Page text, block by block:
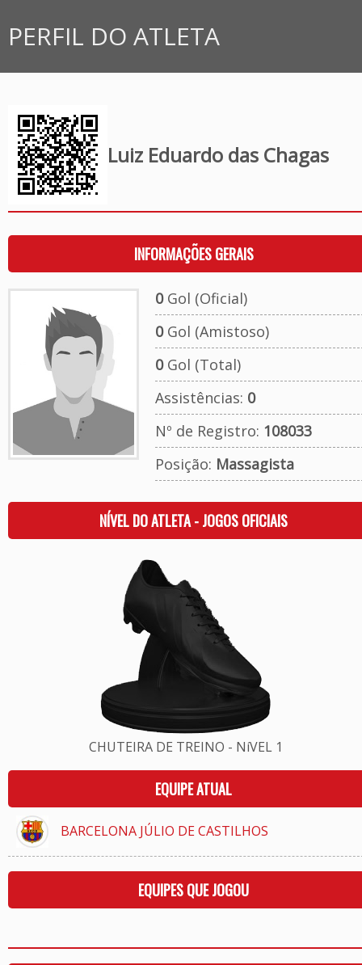
PERFIL DO ATLETA
Luiz Eduardo das Chagas
INFORMAÇÕES GERAIS
0Gol (Oficial)
0Gol (Amistoso)
0Gol (Total)
Assistências: 0
Nº de Registro: 108033
Posição: Massagista
NÍVEL DO ATLETA - JOGOS OFICIAIS
CHUTEIRA DE TREINO - NíVEL 1
EQUIPE ATUAL
BARCELONA JÚLIO DE CASTILHOS
EQUIPES QUE JOGOU